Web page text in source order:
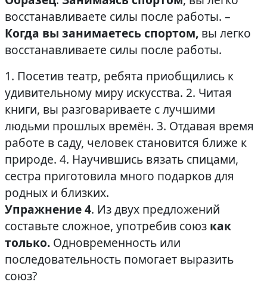
восстанавливаете силы после работы. –
Когда вы занимаетесь спортом, вы легко
восстанавливаете силы после работы.
1. Посетив театр, ребята приобщились к
удивительному миру искусства. 2. Читая
книги, вы разговариваете с лучшими
людьми прошлых времён. 3. Отдавая время
работе в саду, человек становится ближе к
природе. 4. Научившись вязать спицами,
сестра приготовила много подарков для
родных и близких.
Упражнение 4. Из двух предложений
составьте сложное, употребив союз как
только. Одновременность или
последовательность помогает выразить
союз?